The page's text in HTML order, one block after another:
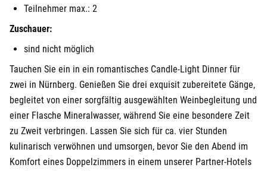
Teilnehmer max.: 2
Zuschauer:
sind nicht möglich
Tauchen Sie ein in ein romantisches Candle-Light Dinner für
zwei in Nürnberg. Genießen Sie drei exquisit zubereitete Gänge,
begleitet von einer sorgfältig ausgewählten Weinbegleitung und
einer Flasche Mineralwasser, während Sie eine besondere Zeit
zu Zweit verbringen. Lassen Sie sich für ca. vier Stunden
kulinarisch verwöhnen und umsorgen, bevor Sie den Abend im
Komfort eines Doppelzimmers in einem unserer Partner-Hotels